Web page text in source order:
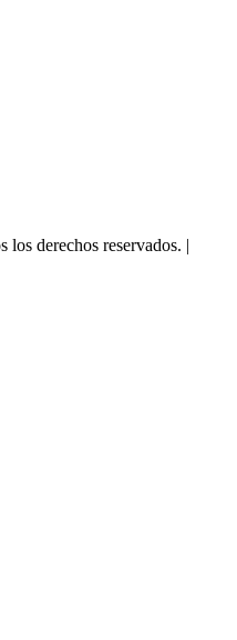
derechos reservados. |